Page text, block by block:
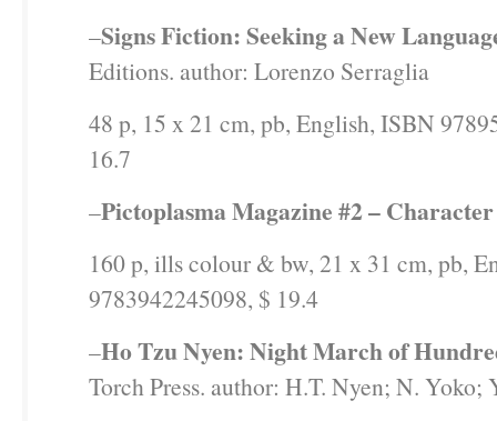
–Signs Fiction: Seeking a New
Editions. author: Lorenzo Serraglia
48 p, 15 x 21 cm, pb, English, ISBN
16.7
–Pictoplasma Magazine #2 –
160 p, ills colour & bw, 21 x 31 cm, pb,
9783942245098, $ 19.4
–Ho Tzu Nyen: Night March of
Torch Press. author: H.T. Nyen; N. Yoko;